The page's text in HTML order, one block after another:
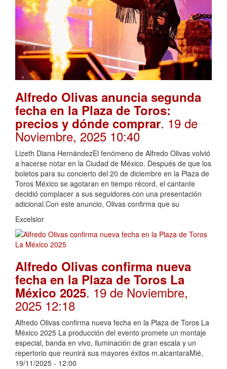
Alfredo Olivas anuncia segunda
fecha en la Plaza de Toros:
precios y dónde comprar. 19 de
Noviembre, 2025 10:40
Lizeth Diana HernándezEl fenómeno de Alfredo Olivas volvió
a hacerse notar en la Ciudad de México. Después de que los
boletos para su concierto del 20 de diciembre en la Plaza de
Toros México se agotaran en tiempo récord, el cantante
decidió complacer a sus seguidores con una presentación
adicional.Con este anuncio, Olivas confirma que su
Excelsior
Alfredo Olivas confirma nueva
fecha en la Plaza de Toros La
México 2025. 19 de Noviembre,
2025 12:18
Alfredo Olivas confirma nueva fecha en la Plaza de Toros La
México 2025 La producción del evento promete un montaje
especial, banda en vivo, iluminación de gran escala y un
repertorio que reunirá sus mayores éxitos m.alcantaraMié,
19/11/2025 - 12:00